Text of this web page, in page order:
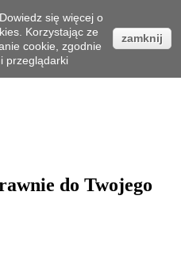
733
do Twojego
się więcej o
Korzystając ze
cookie, zgodnie
przeglądarki
zamknij